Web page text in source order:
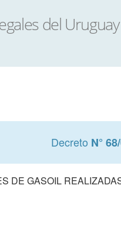
Decreto N°
DE GASOIL